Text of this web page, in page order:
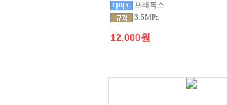
프레독스
3.5MPa
12,000원